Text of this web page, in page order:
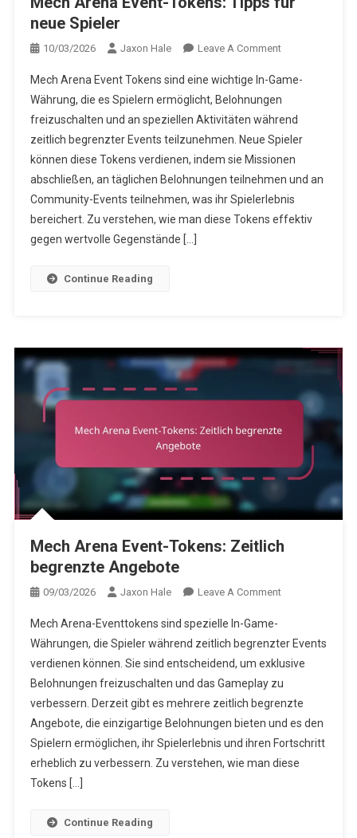
neue Spieler
10/03/2026 Jaxon Hale Leave A CommentOn
Arena
Event-
Tokens:
Tipps
Für
Neue
Spieler
Mech Arena Event Tokens sind eine wichtige In-Game-
Währung, die es Spielern ermöglicht, Belohnungen
freizuschalten und an speziellen Aktivitäten während
zeitlich begrenzter Events teilzunehmen. Neue Spieler
können diese Tokens verdienen, indem sie Missionen
abschließen, an täglichen Belohnungen teilnehmen und an
Community-Events teilnehmen, was ihr Spielerlebnis
bereichert. Zu verstehen, wie man diese Tokens effektiv
gegen wertvolle Gegenstände […]
Continue Reading
Mech Arena Event-Tokens: Zeitlich
begrenzte Angebote
09/03/2026 Jaxon Hale Leave A CommentOn
Event-
Tokens:
Zeitlich
Begrenzte
Angebote
Mech Arena-Eventtokens sind spezielle In-Game-
Währungen, die Spieler während zeitlich begrenzter Events
verdienen können. Sie sind entscheidend, um exklusive
Belohnungen freizuschalten und das Gameplay zu
verbessern. Derzeit gibt es mehrere zeitlich begrenzte
Angebote, die einzigartige Belohnungen bieten und es den
Spielern ermöglichen, ihr Spielerlebnis und ihren Fortschritt
erheblich zu verbessern. Zu verstehen, wie man diese
Tokens […]
Continue Reading